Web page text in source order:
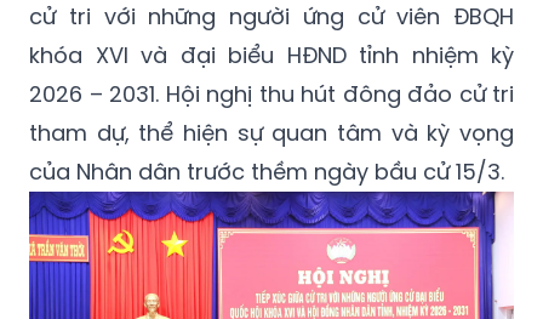
cử tri với những người ứng cử viên ĐBQH
khóa XVI và đại biểu HĐND tỉnh nhiệm kỳ
2026 – 2031. Hội nghị thu hút đông đảo cử tri
tham dự, thể hiện sự quan tâm và kỳ vọng
của Nhân dân trước thềm ngày bầu cử 15/3.